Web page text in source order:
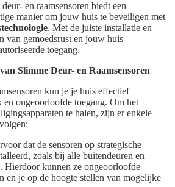
en raamsensoren biedt een
manier om jouw huis te beveiligen met
. Met de juiste installatie en
van gemoedsrust en jouw huis
toegang.
Slimme Deur- en Raamsensoren
kun je je huis effectief
en ongeoorloofde toegang. Om het
te halen, zijn er enkele
dat de sensoren op strategische
zoals bij alle buitendeuren en
Hierdoor kunnen ze ongeoorloofde
en je op de hoogte stellen van mogelijke